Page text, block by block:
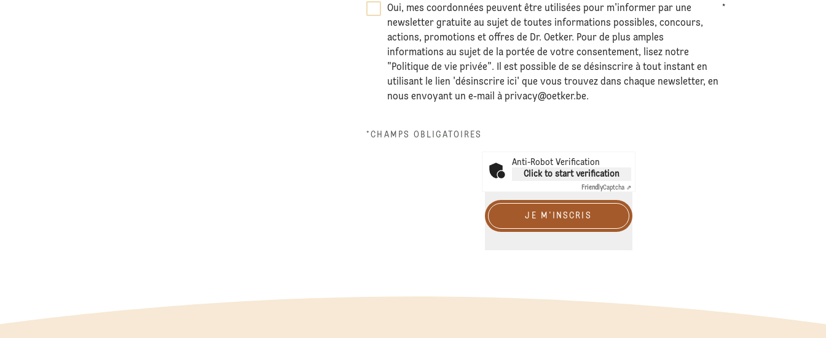
Oui, mes coordonnées peuvent être utilisées pour m'informer par une
newsletter gratuite au sujet de toutes informations possibles, concours,
actions, promotions et offres de Dr. Oetker. Pour de plus amples
informations au sujet de la portée de votre consentement, lisez notre
"Politique de vie privée". Il est possible de se désinscrire à tout instant en
utilisant le lien 'désinscrire ici' que vous trouvez dans chaque newsletter, en
nous envoyant un e-mail àprivacy@oetker.be.
*
*CHAMPS OBLIGATOIRES
Anti-Robot Verification
Click to start verification
FriendlyCaptcha ⇗
JE M'INSCRIS